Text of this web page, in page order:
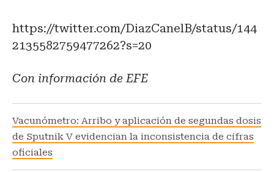
https://twitter.com/DiazCanelB/status/144
2135582759477262?s=20
Con información de EFE
Vacunómetro: Arribo y aplicación de segundas dosis
de Sputnik V evidencian la inconsistencia de cifras
oficiales